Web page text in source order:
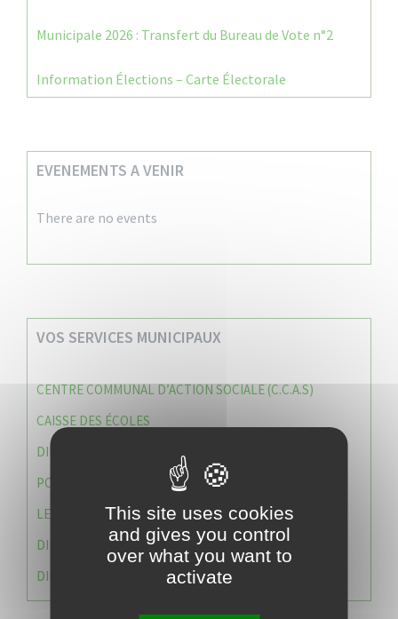
Municipale 2026 : Transfert du Bureau de Vote n°2
Information Élections – Carte Électorale
EVENEMENTS A VENIR
There are no events
VOS SERVICES MUNICIPAUX
CENTRE COMMUNAL D’ACTION SOCIALE (C.C.A.S)
CAISSE DES ÉCOLES
DIRECTION DES SERVICES TECHNIQUES
POLICE MUNICIPALE
LE CABINET DU MAIRE
DIRECTION DES RESSOURCES ET MOYENS
DIRECTION DU DEVELLOPPEMENT URBAIN DURABL
This site uses cookies
and gives you control
over what you want to
activate